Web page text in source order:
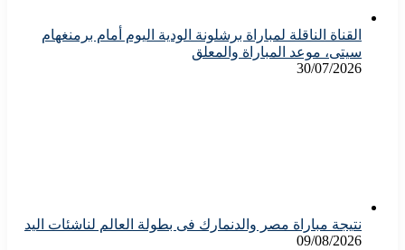
القناة الناقلة لمباراة برشلونة الودية اليوم أمام برمنغهام
سيتى، موعد المباراة والمعلق
30/07/2026
نتيجة مباراة مصر والدنمارك فى بطولة العالم لناشئات اليد
09/08/2026